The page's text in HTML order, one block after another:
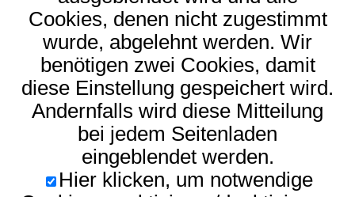
Cookies, denen nicht zugestimmt
wurde, abgelehnt werden. Wir
benötigen zwei Cookies, damit
diese Einstellung gespeichert wird.
Andernfalls wird diese Mitteilung
bei jedem Seitenladen
eingeblendet werden.
Hier klicken, um notwendige